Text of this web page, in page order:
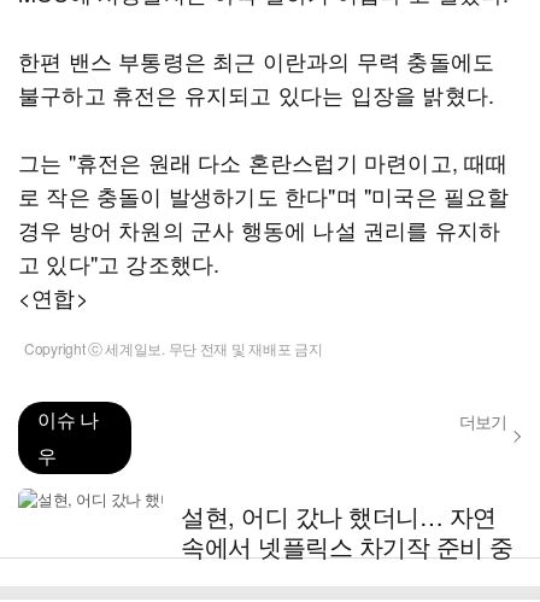
한편 밴스 부통령은 최근 이란과의 무력 충돌에도
불구하고 휴전은 유지되고 있다는 입장을 밝혔다.
그는 "휴전은 원래 다소 혼란스럽기 마련이고, 때때
로 작은 충돌이 발생하기도 한다"며 "미국은 필요할
경우 방어 차원의 군사 행동에 나설 권리를 유지하
고 있다"고 강조했다.
<연합>
Copyright ⓒ 세계일보. 무단 전재 및 재배포 금지
이슈 나
우
더보기
설현, 어디 갔나 했더니… 자연
속에서 넷플릭스 차기작 준비 중